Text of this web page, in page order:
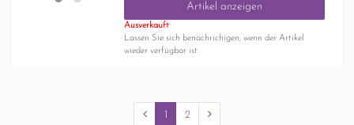
Artikel anzeigen
Ausverkauft
Lassen Sie sich benachrichigen, wenn der Artikel
wieder verfügbar ist.
1 2